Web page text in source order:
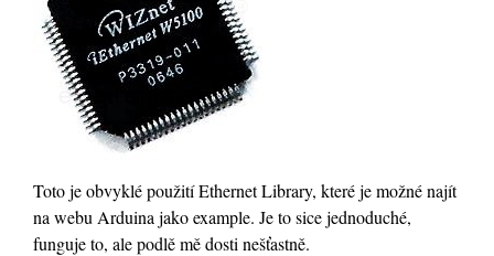
Toto je obvyklé použití Ethernet Library, které je možné najít
na webu Arduina jako example. Je to sice jednoduché,
funguje to, ale podlě mě dosti nešťastně.